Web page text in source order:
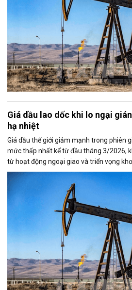
Giá dầu lao dốc khi lo ngại
hạ nhiệt
Giá dầu thế giới giảm mạnh trong phiên
mức thấp nhất kể từ đầu tháng 3/2026,
từ hoạt động ngoại giao và triển vọng
biển Hormuz làm dịu bớt lo ngại về nguy
toàn cầu.